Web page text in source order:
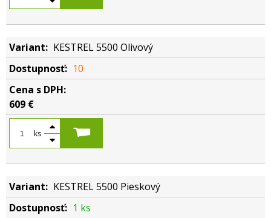
KESTREL 5500 Olivový
10
609 €
ks
KESTREL 5500 Pieskový
1 ks